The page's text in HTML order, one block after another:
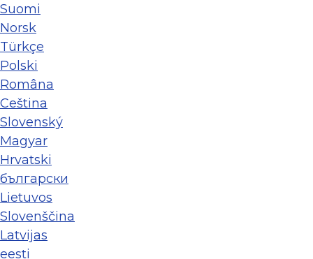
Suomi
Norsk
Türkçe
Polski
Româna
Ceština
Slovenský
Magyar
Hrvatski
български
Lietuvos
Slovenščina
Latvijas
eesti